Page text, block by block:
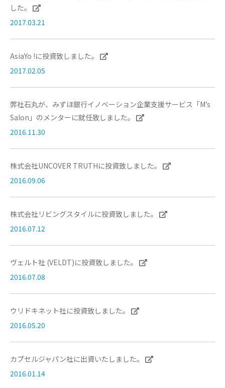
した。
2017.03.21
AsiaYo !に投資致しました。
2017.02.05
弊社石丸が、みずほ銀行イノベーション企業支援サービス「M’s
Salon」のメンターに就任致しました。
2016.11.30
株式会社UNCOVER TRUTHに投資致しました。
2016.09.06
株式会社リビングスタイルに投資致しました。
2016.07.12
ヴェルト社 (VELDT)に投資致しました。
2016.07.08
ウリドキネット社に投資致しました。
2016.05.20
カプセルジャパン社に出資いたしました。
2016.01.14